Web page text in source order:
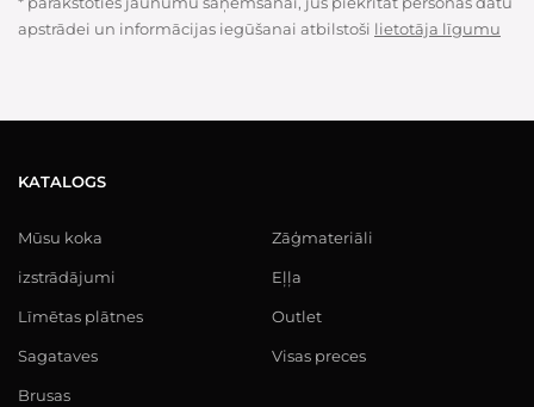
apstrādei un informācijas iegūšanai atbilstoši lietotāja līgumu
KATALOGS
Mūsu koka
izstrādājumi
Līmētas plātnes
Sagataves
Brusas
Zāģmateriāli
Eļļa
Outlet
Visas preces